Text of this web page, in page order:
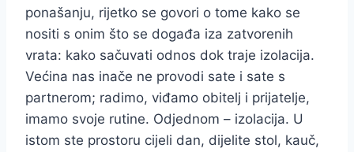
ponašanju, rijetko se govori o tome kako se
nositi s onim što se događa iza zatvorenih
vrata: kako sačuvati odnos dok traje izolacija.
Većina nas inače ne provodi sate i sate s
partnerom; radimo, viđamo obitelj i prijatelje,
imamo svoje rutine. Odjednom – izolacija. U
istom ste prostoru cijeli dan, dijelite stol, kauč,